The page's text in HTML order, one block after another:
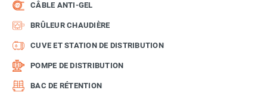
CÂBLE ANTI-GEL
BRÛLEUR CHAUDIÈRE
CUVE ET STATION DE DISTRIBUTION
POMPE DE DISTRIBUTION
BAC DE RÉTENTION